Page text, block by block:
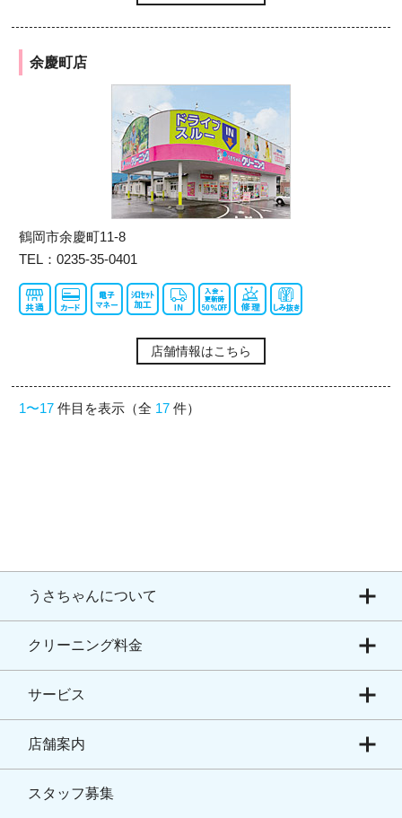
余慶町店
鶴岡市余慶町11-8
TEL：0235-35-0401
店舗情報はこちら
1〜17 件目を表示（全 17 件）
うさちゃんについて
クリーニング料金
サービス
店舗案内
スタッフ募集